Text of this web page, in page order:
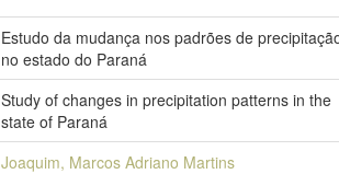
Estudo da mudança nos padrões de
no estado do Paraná
Study of changes in precipitation patterns in the
state of Paraná
Joaquim, Marcos Adriano Martins